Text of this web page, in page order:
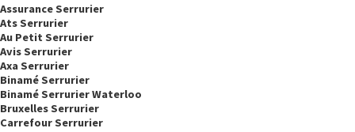
Assurance Serrurier
Ats Serrurier
Au Petit Serrurier
Avis Serrurier
Axa Serrurier
Binamé Serrurier
Binamé Serrurier Waterloo
Bruxelles Serrurier
Carrefour Serrurier